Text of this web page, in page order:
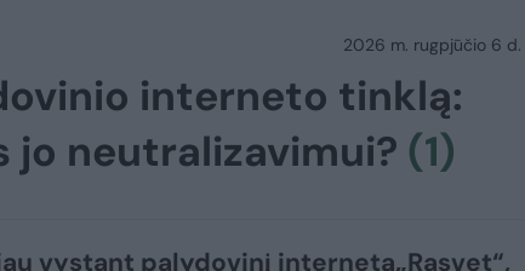
2026 m. rugpjūčio 6 d.
interneto tinklą:
jo neutralizavimui? (1)
vystant palydovinį internetą„Rasvet“,